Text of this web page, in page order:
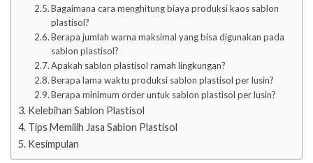
Bagaimana cara menghitung biaya produksi kaos sablon
plastisol?
Berapa jumlah warna maksimal yang bisa digunakan pada
sablon plastisol?
Apakah sablon plastisol ramah lingkungan?
Berapa lama waktu produksi sablon plastisol per lusin?
Berapa minimum order untuk sablon plastisol per lusin?
Kelebihan Sablon Plastisol
Tips Memilih Jasa Sablon Plastisol
Kesimpulan